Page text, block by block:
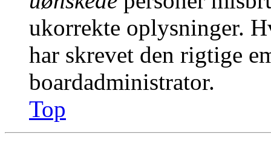
ukorrekte oplysninger.
har skrevet den rigtige
boardadministrator.
Top